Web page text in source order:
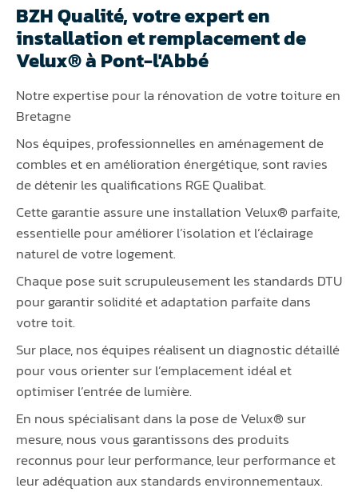
BZH Qualité, votre expert en
installation et remplacement de
Velux® à Pont-l'Abbé
Notre expertise pour la rénovation de votre toiture en
Bretagne
Nos équipes, professionnelles en aménagement de
combles et en amélioration énergétique, sont ravies
de détenir les qualifications RGE Qualibat.
Cette garantie assure une installation Velux® parfaite,
essentielle pour améliorer l’isolation et l’éclairage
naturel de votre logement.
Chaque pose suit scrupuleusement les standards DTU
pour garantir solidité et adaptation parfaite dans
votre toit.
Sur place, nos équipes réalisent un diagnostic détaillé
pour vous orienter sur l’emplacement idéal et
optimiser l’entrée de lumière.
En nous spécialisant dans la pose de Velux® sur
mesure, nous vous garantissons des produits
reconnus pour leur performance, leur performance et
leur adéquation aux standards environnementaux.